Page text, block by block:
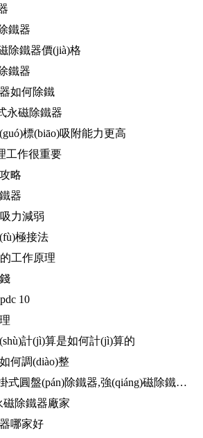
鐵器
除鐵器價(jià)格
鐵器
如何除鐵
永磁除鐵器
標(biāo)吸附能力更高
工作很重要
略
器
力減弱
極接法
工作原理
10
計(jì)算是如何計(jì)算的
何調(diào)整
RCDB電磁除鐵器懸掛式圓盤(pán)除鐵器,強(qiáng)磁除鐵器礦石煤炭鏟齒挖齒除鐵
磁除鐵器廠家
哪家好